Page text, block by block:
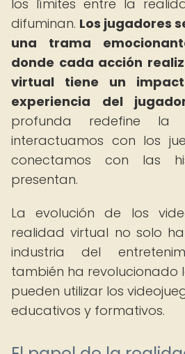
los límites entre la
difuminan. Los jugadores
una trama
donde cada acción
virtual tiene un
experiencia del
profunda redefine
interactuamos con los
conectamos con las
presentan.
La evolución de los
realidad virtual no solo
industria del
también ha revolucionado
pueden utilizar los
educativos y formativos.